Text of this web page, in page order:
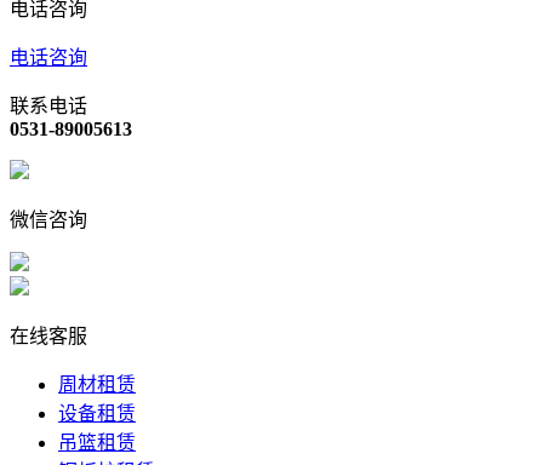
电话咨询
电话咨询
联系电话
0531-89005613
微信咨询
在线客服
周材租赁
设备租赁
吊篮租赁